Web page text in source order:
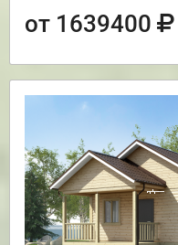
от 1639400